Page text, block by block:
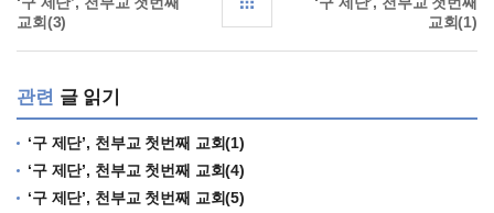
교회(3)
교회(1)
관련 글 읽기
‘구 제단’, 천부교 첫번째 교회(1)
‘구 제단’, 천부교 첫번째 교회(4)
‘구 제단’, 천부교 첫번째 교회(5)